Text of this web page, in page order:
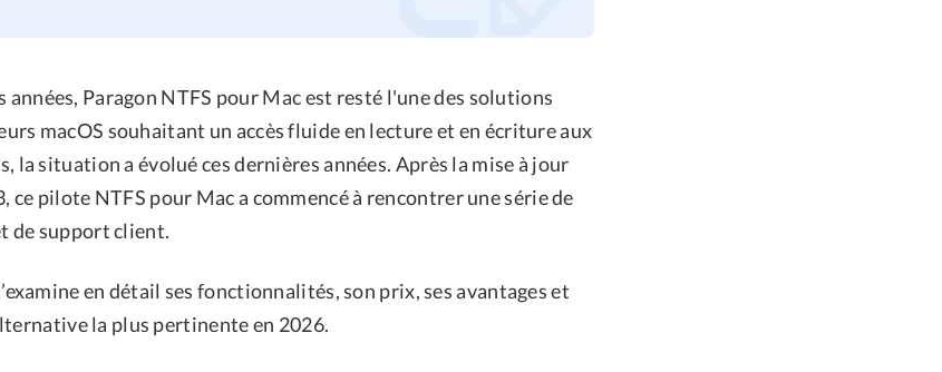
années, Paragon NTFS pour Mac est resté l'une des solutions
macOS souhaitant un accès fluide en lecture et en écriture aux
la situation a évolué ces dernières années. Après la mise à jour
ce pilote NTFS pour Mac a commencé à rencontrer une série de
de support client.
en détail ses fonctionnalités, son prix, ses avantages et
la plus pertinente en 2026.